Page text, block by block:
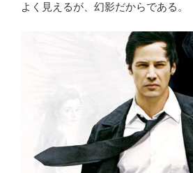
よく見えるが、幻影だからである。